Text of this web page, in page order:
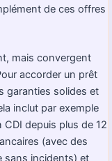
de ces offres
mais convergent
accorder un prêt
garanties solides et
inclut par exemple
depuis plus de 12
(avec des
sans incidents) et